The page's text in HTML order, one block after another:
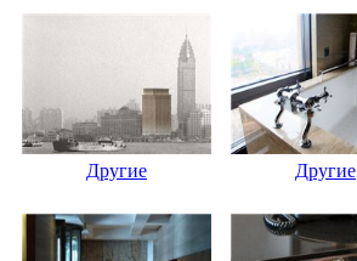
Другие Другие